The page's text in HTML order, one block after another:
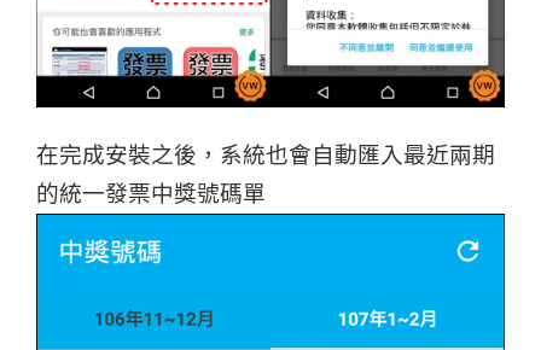
在完成安裝之後，系統也會自動匯入最近兩期
的統一發票中獎號碼單